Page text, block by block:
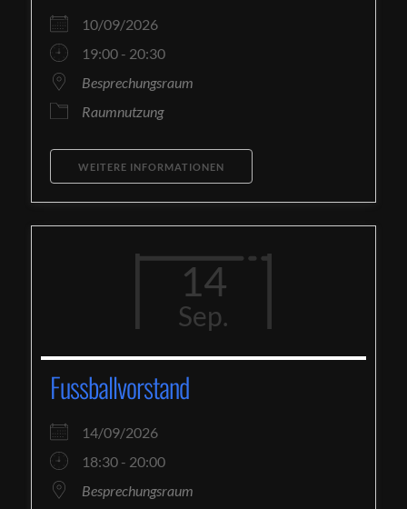
10/09/2026
19:00 - 20:30
Besprechungsraum
Raumnutzung
WEITERE INFORMATIONEN
14
Sep.
Fussballvorstand
14/09/2026
18:30 - 20:00
Besprechungsraum